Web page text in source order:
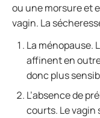
ou une morsure et
vagin. La
La ménopause.
affinent en
donc plus
L’absence de
courts. Le vagin